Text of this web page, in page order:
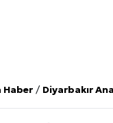
Haber / Diyarbakır